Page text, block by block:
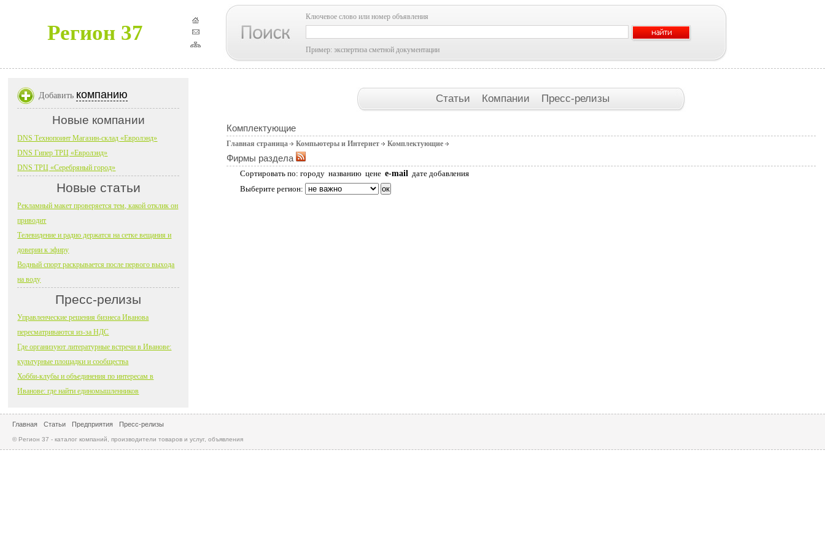
Регион 37
Ключевое слово или номер объявления
Пример: экспертиза сметной документации
Статьи Компании Пресс-релизы
Комплектующие
Главная страница Компьютеры и Интернет Комплектующие
Фирмы раздела
Сортировать по: городу названию цене e-mail дате добавления
Выберите регион:
Добавить компанию
Новые компании
DNS Технопоинт Магазин-склад «Евролэнд»
DNS Гипер ТРЦ «Евролэнд»
DNS ТРЦ «Серебряный город»
Новые статьи
Рекламный макет проверяется тем, какой отклик он
приводит
Телевидение и радио держатся на сетке вещания и
доверии к эфиру
Водный спорт раскрывается после первого выхода
на воду
Пресс-релизы
Управленческие решения бизнеса Иванова
пересматриваются из-за НДС
Где организуют литературные встречи в Иванове:
культурные площадки и сообщества
Хобби-клубы и объединения по интересам в
Иванове: где найти единомышленников
Главная Статьи Предприятия Пресс-релизы
© Регион 37 - каталог компаний, производители товаров и услуг, объявления